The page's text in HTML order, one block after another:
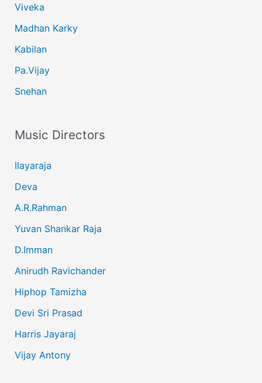
Viveka
Madhan Karky
Kabilan
Pa.Vijay
Snehan
Music Directors
Ilayaraja
Deva
A.R.Rahman
Yuvan Shankar Raja
D.Imman
Anirudh Ravichander
Hiphop Tamizha
Devi Sri Prasad
Harris Jayaraj
Vijay Antony